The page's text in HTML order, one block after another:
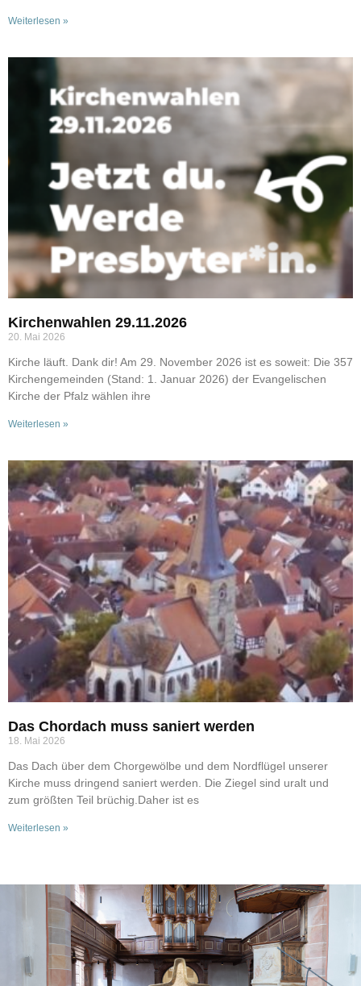
Weiterlesen »
Kirchenwahlen 29.11.2026
20. Mai 2026
Kirche läuft. Dank dir! Am 29. November 2026 ist es soweit: Die 357
Kirchengemeinden (Stand: 1. Januar 2026) der Evangelischen
Kirche der Pfalz wählen ihre
Weiterlesen »
Das Chordach muss saniert werden
18. Mai 2026
Das Dach über dem Chorgewölbe und dem Nordflügel unserer
Kirche muss dringend saniert werden. Die Ziegel sind uralt und
zum größten Teil brüchig.Daher ist es
Weiterlesen »